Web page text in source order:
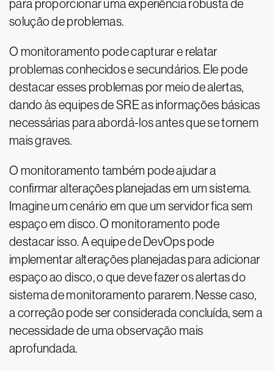
para proporcionar uma experiência robusta de
solução de problemas.
O monitoramento pode capturar e relatar
problemas conhecidos e secundários. Ele pode
destacar esses problemas por meio de alertas,
dando às equipes de SRE as informações básicas
necessárias para abordá-los antes que se tornem
mais graves.
O monitoramento também pode ajudar a
confirmar alterações planejadas em um sistema.
Imagine um cenário em que um servidor fica sem
espaço em disco. O monitoramento pode
destacar isso. A equipe de DevOps pode
implementar alterações planejadas para adicionar
espaço ao disco, o que deve fazer os alertas do
sistema de monitoramento pararem. Nesse caso,
a correção pode ser considerada concluída, sem a
necessidade de uma observação mais
aprofundada.